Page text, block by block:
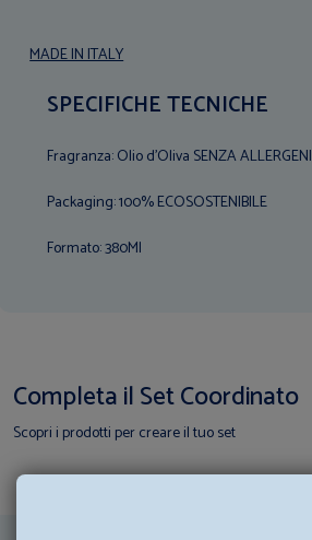
MADE IN ITALY
SPECIFICHE TECNICHE
Fragranza: Olio d'Oliva SENZA ALLERGENI
Packaging: 100% ECOSOSTENIBILE
Formato: 380Ml
Completa il Set Coordinato
Scopri i prodotti per creare il tuo set